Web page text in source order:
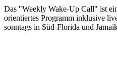
Das "Weekly Wake-Up Call" ist
orientiertes Programm inklusive
sonntags in Süd-Florida und